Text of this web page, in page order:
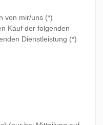
von mir/uns (*)
Kauf der folgenden
Dienstleistung (*)